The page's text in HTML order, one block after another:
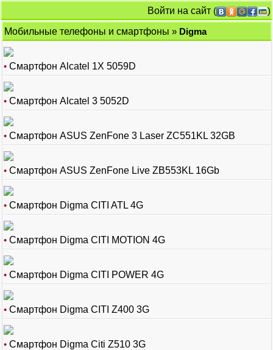
Войти на сайт (
)
Мобильные телефоны и смартфоны » Digma
• Смартфон Alcatel 1X 5059D
• Смартфон Alcatel 3 5052D
• Смартфон ASUS ZenFone 3 Laser ‏ZC551KL 32GB
• Смартфон ASUS ZenFone Live ZB553KL 16Gb
• Смартфон Digma CITI ATL 4G
• Смартфон Digma CITI MOTION 4G
• Смартфон Digma CITI POWER 4G
• Смартфон Digma CITI Z400 3G
• Смартфон Digma Citi Z510 3G